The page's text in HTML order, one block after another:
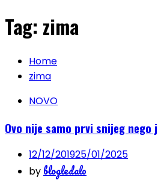
Tag: zima
Home
zima
NOVO
Ovo nije samo prvi snijeg nego
12/12/201925/01/2025
by blogledalo